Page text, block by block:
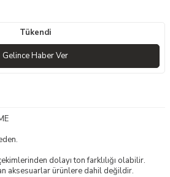
Tükendi
Gelince Haber Ver
dolayı ton farklılığı olabilir.
aksesuarlar ürünlere dahil değildir.